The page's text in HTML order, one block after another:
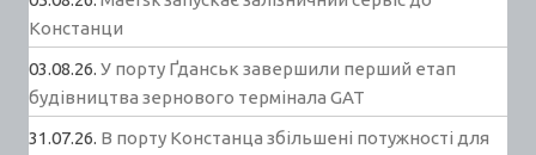
Констанци
03.08.26. У порту Ґданськ завершили перший етап
будівництва зернового термінала GAT
31.07.26. В порту Констанца збільшені потужності для